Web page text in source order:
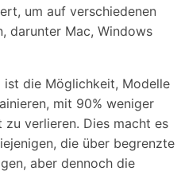
um auf verschiedenen
darunter Mac, Windows
die Möglichkeit, Modelle
mit 90% weniger
zu verlieren. Dies macht es
die über begrenzte
aber dennoch die